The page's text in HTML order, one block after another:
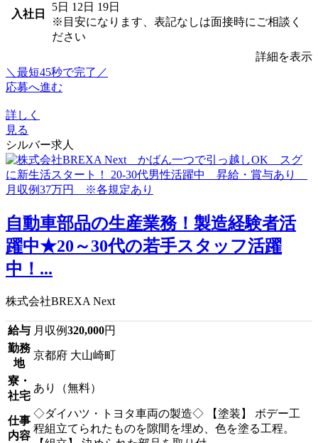
入社日
5日 12日 19日
※目安になります、表記なしは面接時にご相談く
ださい
詳細を表示
＼最短45秒で完了／
応募へ進む
詳しく
見る
シルバー求人
自動車部品の生産業務！製造経験者活
躍中★20～30代の若手スタッフ活躍
中！...
株式会社BREXA Next
給与 月収例320,000円
勤務
地
京都府 大山崎町
寮・
社宅
あり（無料）
仕事
内容
◇ダイハツ・トヨタ車両の製造◇ 【塗装】 ボデー工
程組立てられたものを隙間を埋め、色を塗る工程。